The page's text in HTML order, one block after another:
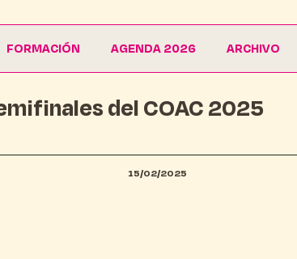
FORMACIÓN
La Escuela
Vive La Casa del Carnaval
AGENDA 2026 ARCHIVO
Galería
Conferencias
del COAC 2025
15/02/2025